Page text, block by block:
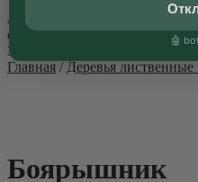
Я даю согласие на сбор и
данных.Политика
Закрыть
Главная / Деревья
Боярышник
🤖